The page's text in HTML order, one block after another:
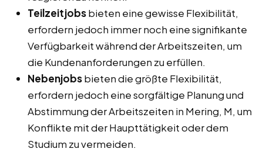
Teilzeitjobsbieten eine gewisse Flexibilität,
erfordern jedoch immer noch eine signifikante
Verfügbarkeit während der Arbeitszeiten, um
die Kundenanforderungen zu erfüllen.
Nebenjobsbieten die größte Flexibilität,
erfordern jedoch eine sorgfältige Planung und
Abstimmung der Arbeitszeiten in Mering, M, um
Konflikte mit der Haupttätigkeit oder dem
Studium zu vermeiden.